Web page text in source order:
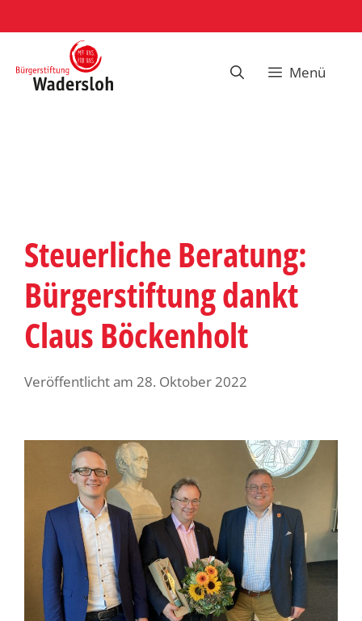
Inhalt
Menü
Steuerliche Beratung:
Bürgerstiftung dankt
Claus Böckenholt
Veröffentlicht am 28. Oktober 2022